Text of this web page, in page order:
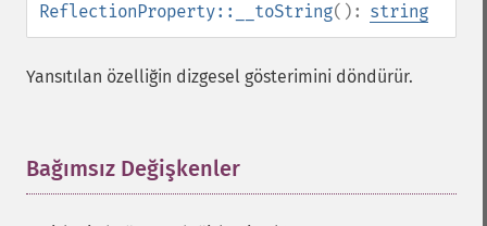
ReflectionProperty::__toString(): string
Yansıtılan özelliğin dizgesel gösterimini döndürür.
Bağımsız Değişkenler